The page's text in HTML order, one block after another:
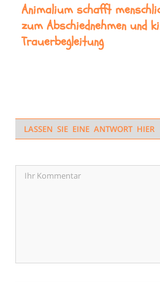
Animalium schafft
zum Abschiednehmen und
Trauerbegleitung
LASSEN SIE EINE ANTWORT HIER